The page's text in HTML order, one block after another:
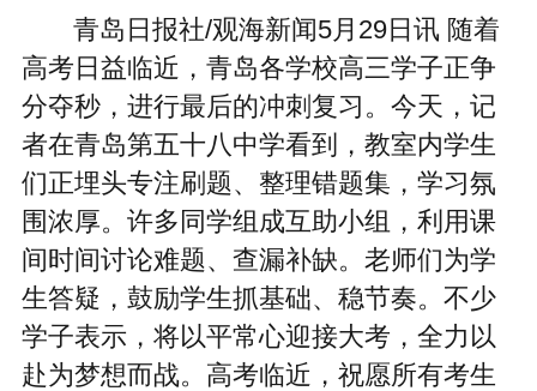
青岛日报社/观海新闻5月29日讯 随着
高考日益临近，青岛各学校高三学子正争
分夺秒，进行最后的冲刺复习。今天，记
者在青岛第五十八中学看到，教室内学生
们正埋头专注刷题、整理错题集，学习氛
围浓厚。许多同学组成互助小组，利用课
间时间讨论难题、查漏补缺。老师们为学
生答疑，鼓励学生抓基础、稳节奏。不少
学子表示，将以平常心迎接大考，全力以
赴为梦想而战。高考临近，祝愿所有考生